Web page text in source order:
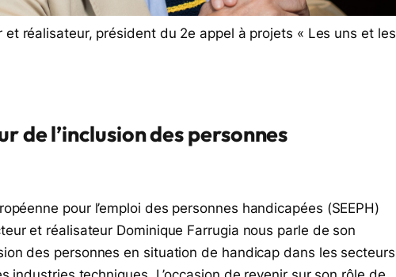
et réalisateur, président du 2e appel à projets « Les uns et les
de l’inclusion des personnes
pour l’emploi des personnes handicapées (SEEPH)
et réalisateur Dominique Farrugia nous parle de son
des personnes en situation de handicap dans les secteurs